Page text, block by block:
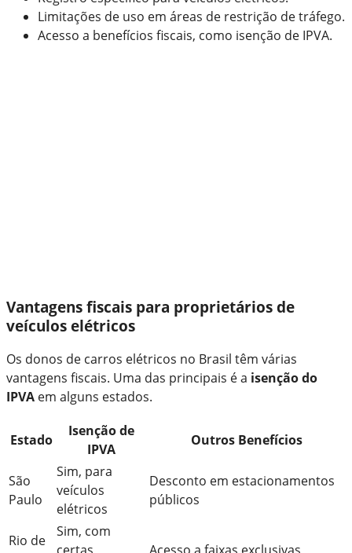
Limitações de uso em áreas de restrição de tráfego.
Acesso a benefícios fiscais, como isenção de IPVA.
Vantagens fiscais para proprietários de
veículos elétricos
Os donos de carros elétricos no Brasil têm várias
vantagens fiscais. Uma das principais é a isenção do
IPVA em alguns estados.
Estado
Isenção de
IPVA
Outros Benefícios
São
Paulo
Sim, para
veículos
elétricos
Desconto em estacionamentos
públicos
Rio de
Sim, com